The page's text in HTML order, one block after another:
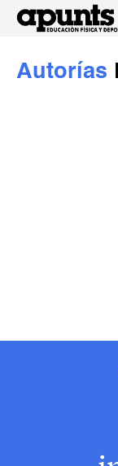
Autorías